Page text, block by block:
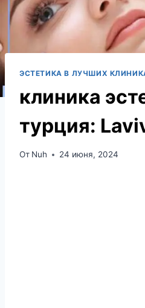
ЭСТЕТИКА В ЛУЧШИХ
клиника
турция:
От Nuh 24 июня, 2024